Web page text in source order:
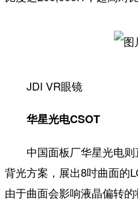
JDI VR眼镜
华星光电CSOT
中国面板厂华星光电则
背光方案，展出8吋曲面的
由于曲面会影响液晶偏转